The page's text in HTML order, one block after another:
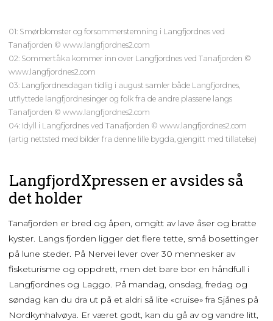
01: Smørblomster og forsommerstemning i Langfjordnes ved
Tanafjorden © www.langfjordnes2.com
02: Sommertåka kommer inn over Langfjordnes ved Tanafjorden ©
www.langfjordnes2.com
03: Langfjordnesdagan tidlig i august samler både Langfjordnes,
utflyttede langfjordnesinger og folk fra de andre plassene langs
Tanafjorden © www.langfjordnes2.com
04: Idyll i Langfjordnes ved Tanafjorden © www.langfjordnes2.com
(artig nettsted med bilder fra denne lille bygda, gjengitt med tillatelse)
LangfjordXpressen er avsides så
det holder
Tanafjorden er bred og åpen, omgitt av lave åser og bratte
kyster. Langs fjorden ligger det flere tette, små bosettinger
på lune steder. På Nervei lever over 30 mennesker av
fisketurisme og oppdrett, men det bare bor en håndfull i
Langfjordnes og Laggo. På mandag, onsdag, fredag og
søndag kan du dra ut på et aldri så lite «cruise» fra Sjånes på
Nordkynhalvøya. Er været godt, kan du gå av og vandre litt,